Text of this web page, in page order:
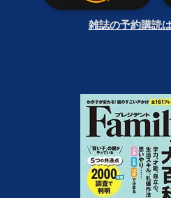
雑誌の予約購読